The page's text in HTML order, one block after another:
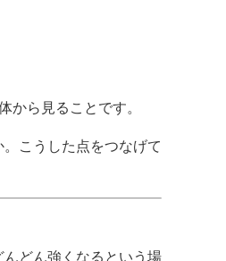
から見ることです。
こうした点をつなげて
どん強くなるという場